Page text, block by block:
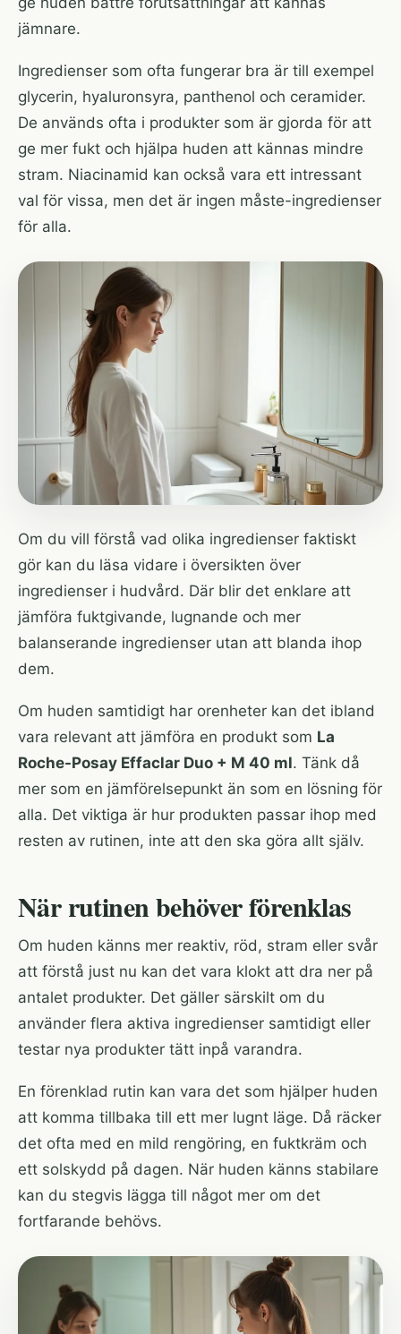
jämnare.
Ingredienser som ofta fungerar bra är till exempel
glycerin, hyaluronsyra, panthenol och ceramider.
De används ofta i produkter som är gjorda för att
ge mer fukt och hjälpa huden att kännas mindre
stram. Niacinamid kan också vara ett intressant
val för vissa, men det är ingen måste-ingredienser
för alla.
Om du vill förstå vad olika ingredienser faktiskt
gör kan du läsa vidare i översikten över
ingredienser i hudvård. Där blir det enklare att
jämföra fuktgivande, lugnande och mer
balanserande ingredienser utan att blanda ihop
dem.
Om huden samtidigt har orenheter kan det ibland
vara relevant att jämföra en produkt som La
Roche-Posay Effaclar Duo + M 40 ml. Tänk då
mer som en jämförelsepunkt än som en lösning för
alla. Det viktiga är hur produkten passar ihop med
resten av rutinen, inte att den ska göra allt själv.
När rutinen behöver förenklas
Om huden känns mer reaktiv, röd, stram eller svår
att förstå just nu kan det vara klokt att dra ner på
antalet produkter. Det gäller särskilt om du
använder flera aktiva ingredienser samtidigt eller
testar nya produkter tätt inpå varandra.
En förenklad rutin kan vara det som hjälper huden
att komma tillbaka till ett mer lugnt läge. Då räcker
det ofta med en mild rengöring, en fuktkräm och
ett solskydd på dagen. När huden känns stabilare
kan du stegvis lägga till något mer om det
fortfarande behövs.